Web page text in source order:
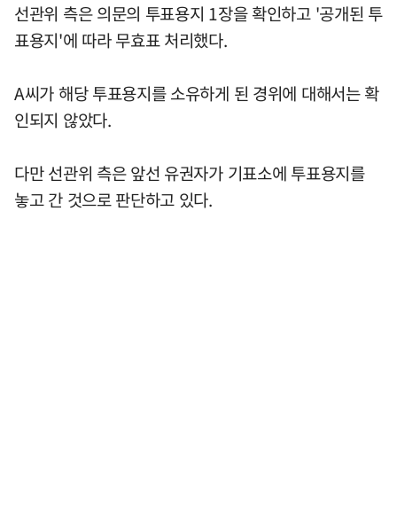
선관위 측은 의문의 투표용지 1장을 확인하고 '공개된 투
표용지'에 따라 무효표 처리했다.
A씨가 해당 투표용지를 소유하게 된 경위에 대해서는 확
인되지 않았다.
다만 선관위 측은 앞선 유권자가 기표소에 투표용지를
놓고 간 것으로 판단하고 있다.